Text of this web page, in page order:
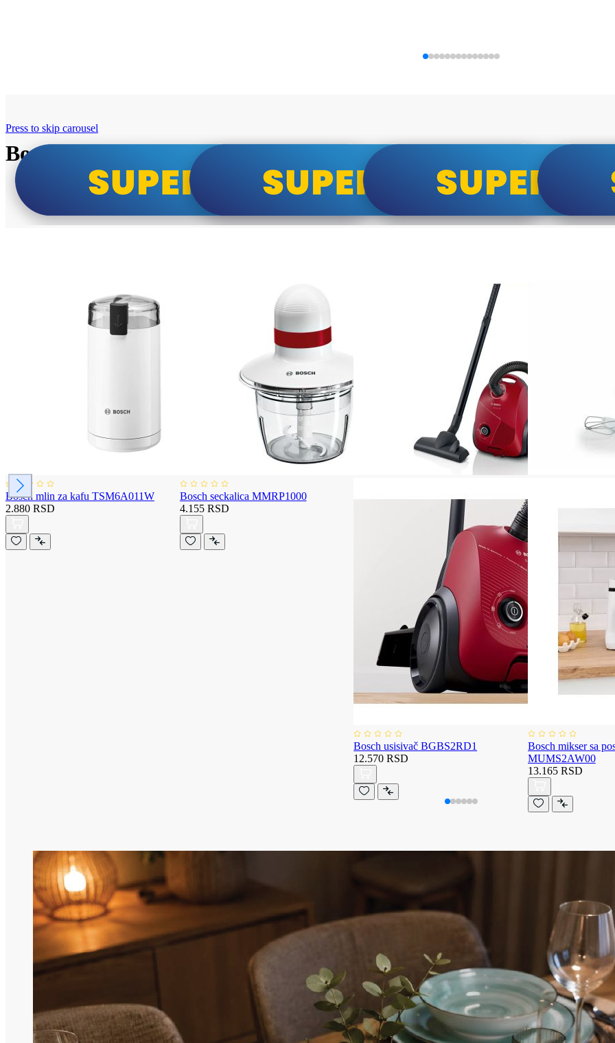
Bosch super cene
Press to skip carousel
Bosch mlin za kafu TSM6A011W
2.880 RSD
Bosch seckalica MMRP1000
4.155 RSD
Bosch usisivač BGBS2RD1
12.570 RSD
Bosch mikser sa
MUMS2AW00
13.165 RSD